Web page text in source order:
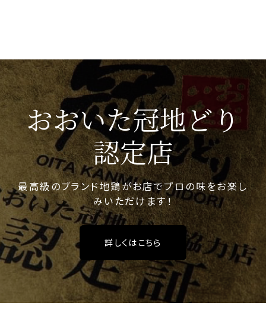
おおいた冠地どり
認定店
最高級のブランド地鶏がお店でプロの味をお楽し
みいただけます！
詳しくはこちら